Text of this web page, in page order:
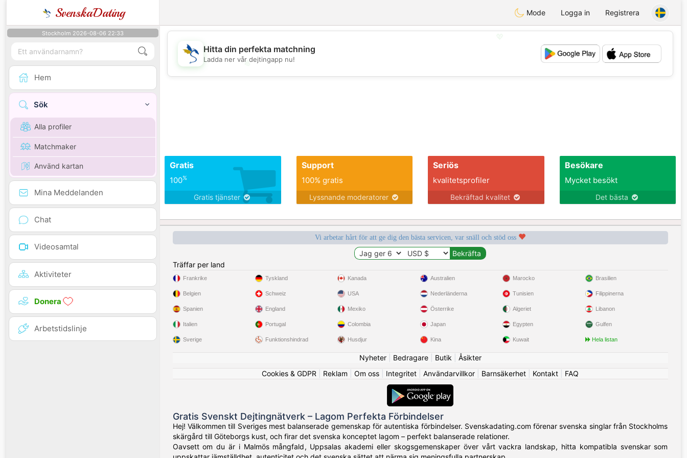
SvenskaDating Mode Logga in Registrera
Stockholm 2026-08-06 22:33
Hem
Sök
Alla profiler
Matchmaker
Använd kartan
Mina Meddelanden
Chat
Videosamtal
Aktiviteter
Donera
Arbetstidslinje
💖
💕
Hitta din perfekta matchning
Ladda ner vår dejtingapp nu!
Gratis
100%
Gratis tjänster
Support
100% gratis
Lyssnande moderatorer
Seriös
kvalitetsprofiler
Bekräftad kvalitet
Besökare
Mycket besökt
Det bästa
Vi arbetar hårt för att ge dig den bästa servicen, var snäll och stöd oss
Träffar per land
Frankrike
Belgien
Spanien
Italien
Sverige
Tyskland
Schweiz
England
Portugal
Funktionshindrad
Kanada
USA
Mexiko
Colombia
Husdjur
Australien
Nederländerna
Österrike
Japan
Kina
Marocko
Tunisien
Algeriet
Egypten
Kuwait
Brasilien
Filippinerna
Libanon
Gulfen
Hela listan
Nyheter| Bedragare| Butik
Åsikter
Cookies & GDPR
Reklam Om oss Integritet Användarvillkor Barnsäkerhet Kontakt FAQ
Gratis Svenskt Dejtingnätverk – Lagom Perfekta Förbindelser
Hej! Välkommen till Sveriges mest balanserade gemenskap för autentiska förbindelser. Svenskadating.com förenar svenska singlar från Stockholms
skärgård till Göteborgs kust, och firar det svenska konceptet lagom – perfekt balanserade relationer.
Oavsett om du är i Malmös mångfald, Uppsalas akademi eller skogsgemenskaper över vårt vackra landskap, hitta kompatibla svenskar som